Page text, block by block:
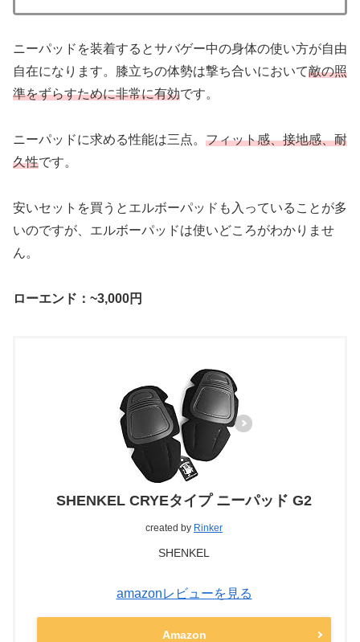
ニーパッドを装着するとサバゲー中の身体の使い方が自由
自在になります。膝立ちの体勢は撃ち合いにおいて敵の照
準をずらすために非常に有効です。
ニーパッドに求める性能は三点。 フィット感、接地感、耐
久性です。
安いセットを買うとエルボーパッドも入っていることが多
いのですが、エルボーパッドは使いどころがわかりませ
ん。
ローエンド：~3,000円
SHENKEL CRYEタイプ ニーパッド G2
created by Rinker
SHENKEL
amazonレビューを見る
Amazon